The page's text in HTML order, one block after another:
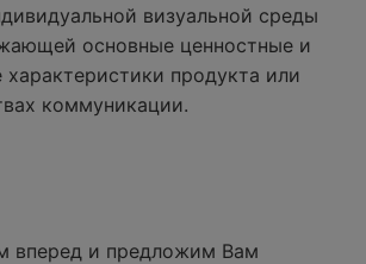
визуальной среды
основные ценностные и
продукта или
коммуникации.
вперед и предложим Вам